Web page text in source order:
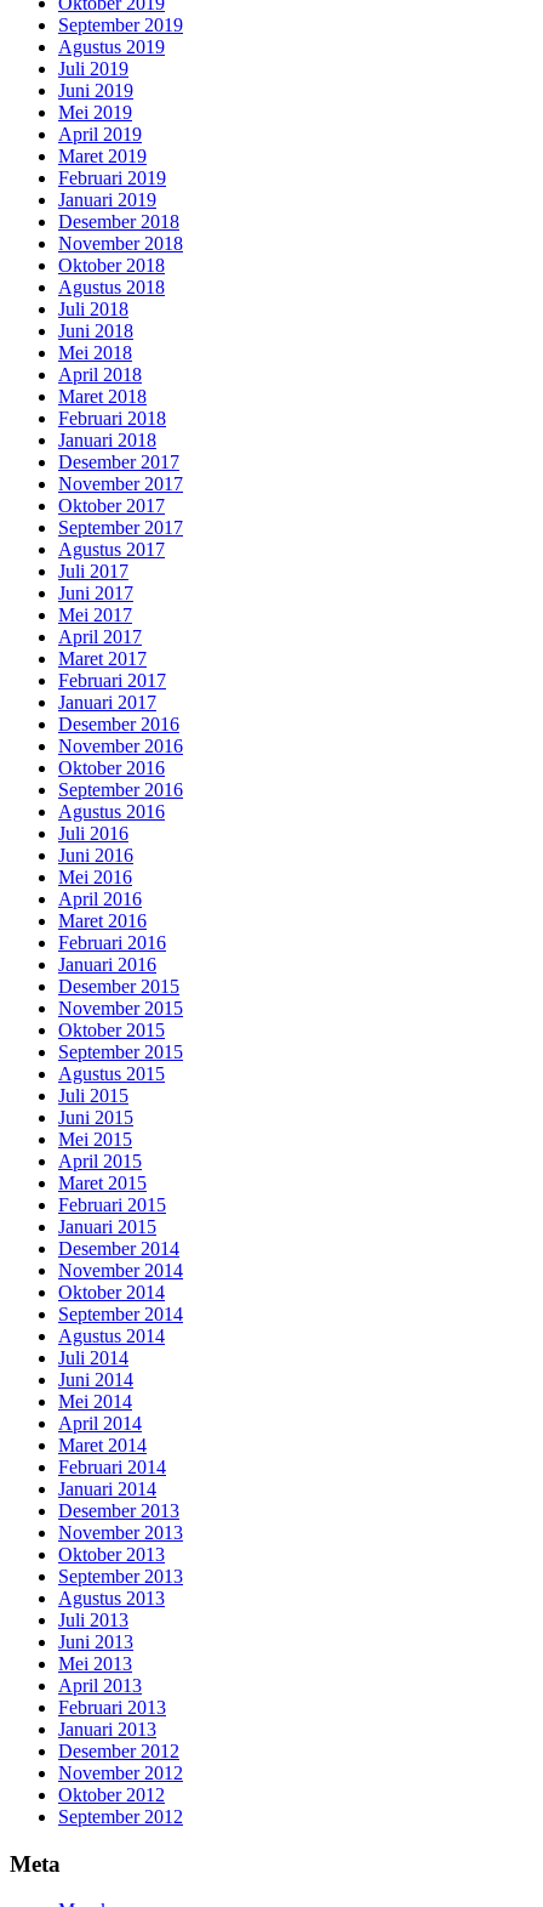
September 2019
Agustus 2019
Juli 2019
Juni 2019
Mei 2019
April 2019
Maret 2019
Februari 2019
Januari 2019
Desember 2018
November 2018
Oktober 2018
Agustus 2018
Juli 2018
Juni 2018
Mei 2018
April 2018
Maret 2018
Februari 2018
Januari 2018
Desember 2017
November 2017
Oktober 2017
September 2017
Agustus 2017
Juli 2017
Juni 2017
Mei 2017
April 2017
Maret 2017
Februari 2017
Januari 2017
Desember 2016
November 2016
Oktober 2016
September 2016
Agustus 2016
Juli 2016
Juni 2016
Mei 2016
April 2016
Maret 2016
Februari 2016
Januari 2016
Desember 2015
November 2015
Oktober 2015
September 2015
Agustus 2015
Juli 2015
Juni 2015
Mei 2015
April 2015
Maret 2015
Februari 2015
Januari 2015
Desember 2014
November 2014
Oktober 2014
September 2014
Agustus 2014
Juli 2014
Juni 2014
Mei 2014
April 2014
Maret 2014
Februari 2014
Januari 2014
Desember 2013
November 2013
Oktober 2013
September 2013
Agustus 2013
Juli 2013
Juni 2013
Mei 2013
April 2013
Februari 2013
Januari 2013
Desember 2012
November 2012
Oktober 2012
September 2012
Meta